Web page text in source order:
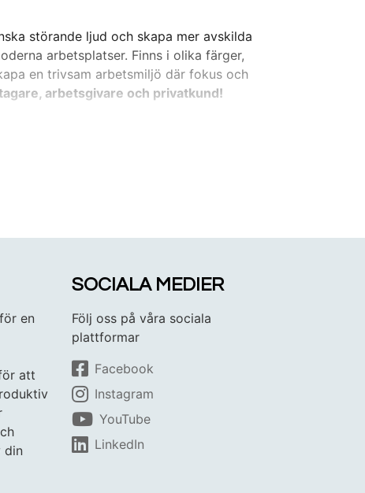
störande ljud och skapa mer avskilda
arbetsplatser. Finns i olika färger,
en trivsam arbetsmiljö där fokus och
arbetsgivare och privatkund!
en
att
din
SOCIALA MEDIER
Följ oss på våra sociala
plattformar
Facebook
Instagram
YouTube
LinkedIn